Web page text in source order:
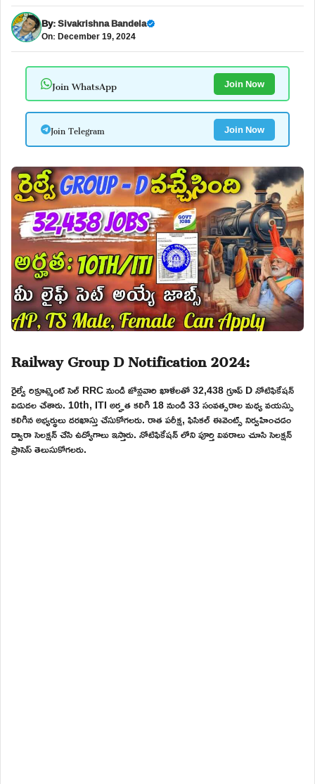
By:Sivakrishna Bandela
On: December 19, 2024
Join WhatsApp Join Now
Join Telegram Join Now
Railway Group D Notification 2024:
రైల్వే రిక్రూట్మెంట్ సెల్ RRC నుండి జోన్లవారి ఖాళీలతో 32,438 గ్రూప్ D నోటిఫికేషన్
విడుదల చేశారు. 10th, ITI అర్హత కలిగి 18 నుండి 33 సంవత్సరాల మధ్య వయస్సు
కలిగిన అభ్యర్థులు దరఖాస్తు చేసుకోగలరు. రాత పరీక్ష, ఫిసికల్ ఈవెంట్స్ నిర్వహించడం
ద్వారా సెలక్షన్ చేసి ఉద్యోగాలు ఇస్తారు. నోటిఫికేషన్ లోని పూర్తి వివరాలు చూసి సెలక్షన్
ప్రాసెస్ తెలుసుకోగలరు.